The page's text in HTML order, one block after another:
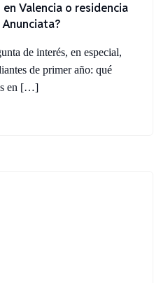
Valencia o residencia
de interés, en especial,
de primer año: qué
en […]